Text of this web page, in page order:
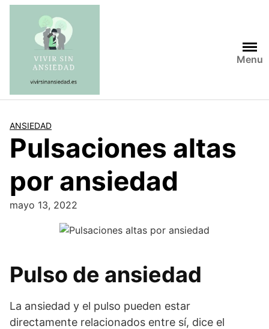
Saltar
contenido
Menu
ANSIEDAD
Pulsaciones altas
por ansiedad
mayo 13, 2022
Pulso de ansiedad
La ansiedad y el pulso pueden estar
directamente relacionados entre sí, dice el